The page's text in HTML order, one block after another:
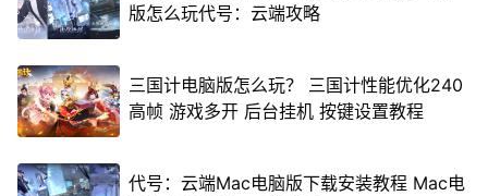
版怎么玩代号：云端攻略
三国计电脑版怎么玩？ 三国计性能优化240
高帧 游戏多开 后台挂机 按键设置教程
代号：云端Mac电脑版下载安装教程 Mac电